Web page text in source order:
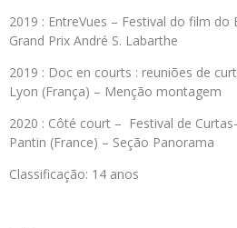
2019 : EntreVues – Festival do film
Grand Prix André S. Labarthe
2019 : Doc en courts : reuniões de
Lyon (França) – Menção montagem
2020 : Côté court – Festival de
Pantin (France) – Seção Panorama
Classificação: 14 anos